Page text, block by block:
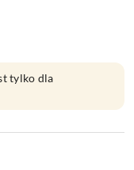
tylko dla